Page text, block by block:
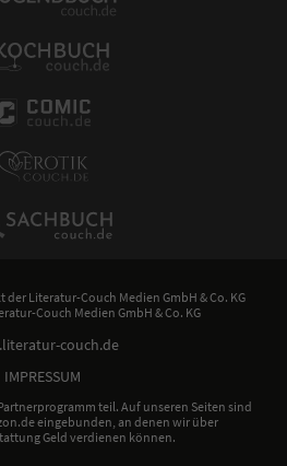
derLiteratur-Couch Medien GmbH & Co. KG
Couch Medien GmbH & Co. KG
couch.de
IMPRESSUM
teil. Auf unseren Seiten sind
eingebunden, an denen wir über
Geld verdienen können.